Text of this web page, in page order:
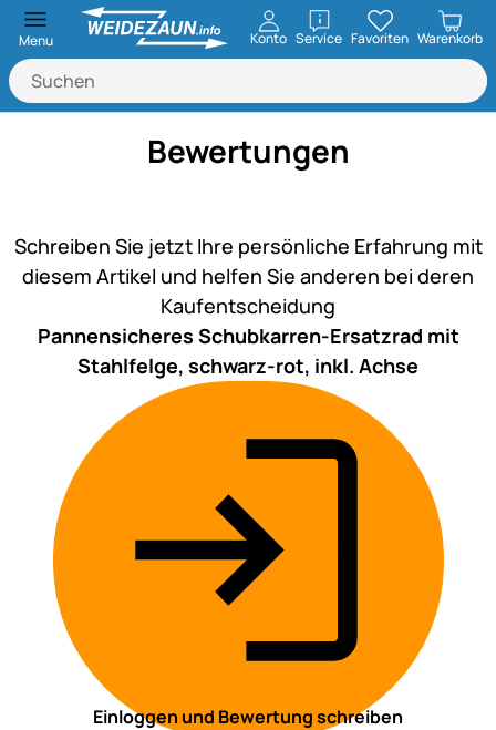
Menu Konto ServiceöffnenFavoriten Warenkorb
Bewertungen
Schreiben Sie jetzt Ihre persönliche Erfahrung mit
diesem Artikel und helfen Sie anderen bei deren
Kaufentscheidung
Pannensicheres Schubkarren-Ersatzrad mit
Stahlfelge, schwarz-rot, inkl. Achse
Einloggen und Bewertung schreiben